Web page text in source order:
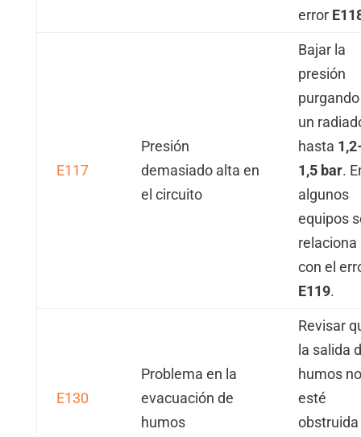
error
E117
Presión
demasiado alta en
el circuito
Bajar la
presión
purgando
un
hasta
1,5 bar.
algunos
equipos
relaciona
con el
E119.
E130
Problema en la
evacuación de
humos
Revisar
la salida
humos no
esté
obstruida